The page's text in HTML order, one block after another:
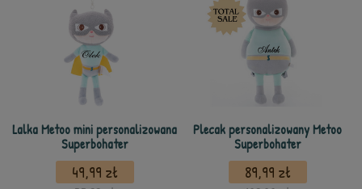
Lalka Metoo mini personalizowana
Superbohater
49,99 zł
Plecak personalizowany Metoo
Superbohater
89,99 zł